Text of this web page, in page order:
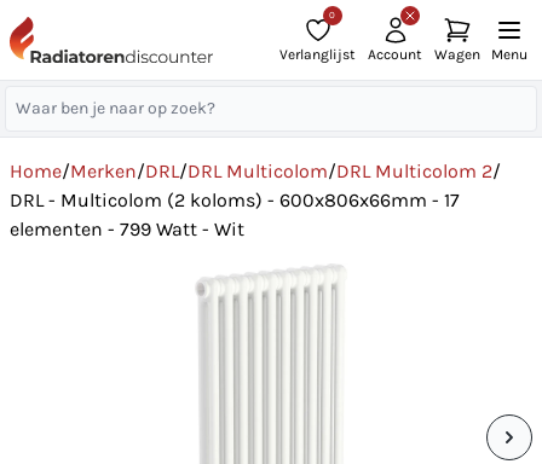
0
Verlanglijst Account Wagen Menu
Home/Merken/DRL/DRL Multicolom/DRL Multicolom 2/
DRL - Multicolom (2 koloms) - 600x806x66mm - 17
elementen - 799 Watt - Wit